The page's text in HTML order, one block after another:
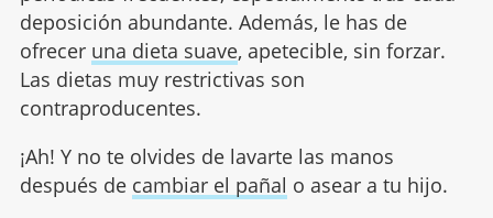
deposición abundante. Además, le has de
ofrecer una dieta suave, apetecible, sin forzar.
Las dietas muy restrictivas son
contraproducentes.
¡Ah! Y no te olvides de lavarte las manos
después de cambiar el pañal o asear a tu hijo.